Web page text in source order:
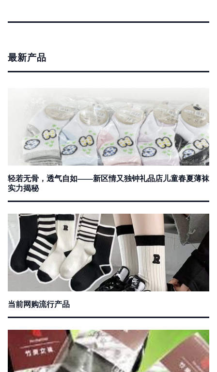
最新产品
轻若无骨，透气自如——新区情又独钟礼品店儿童春夏薄袜
实力揭秘
当前网购流行产品